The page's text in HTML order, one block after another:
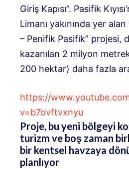
Giriş Kapısı”. Pasifik
Limanı yakınında yer
– Penifik Pasifik” projesi,
kazanılan 2 milyon
200 hektar) daha fazla
https://
v=b7ovftvxnyu
Proje, bu yeni bölgeyi
turizm ve boş zaman
bir kentsel havzaya
planlıyor